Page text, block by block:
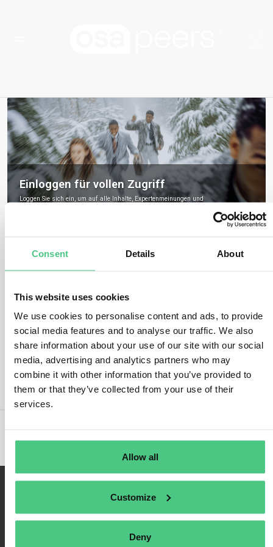
Consent Details About
This website uses cookies
We use cookies to personalise content and ads, to provide
social media features and to analyse our traffic. We also
share information about your use of our site with our social
media, advertising and analytics partners who may
combine it with other information that you’ve provided to
them or that they’ve collected from your use of their
services.
Allow all
Customize
Deny
Einloggen für vollen Zugriff
Loggen Sie sich ein, um auf alle Inhalte, Expertenmeinungen und
Registrieren Sie sich, um osapeers-Mitglied zu werden
An mich erinnern
Registrieren
Passwort vergessen